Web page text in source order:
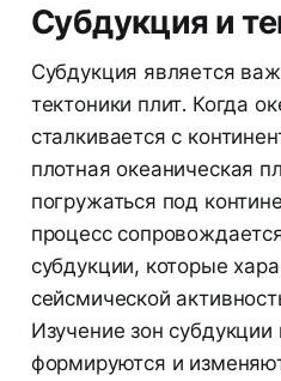
Субдукция и
Субдукция является
тектоники плит. Когда
сталкивается с
плотная океаническая
погружаться под
процесс
субдукции, которые
сейсмической
Изучение зон
формируются и